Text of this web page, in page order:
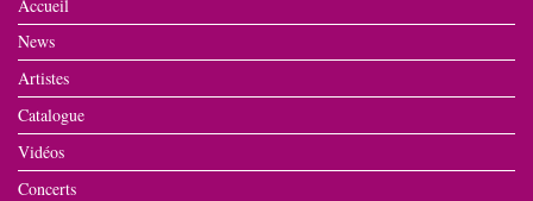
Accueil
News
Artistes
Catalogue
Vidéos
Concerts